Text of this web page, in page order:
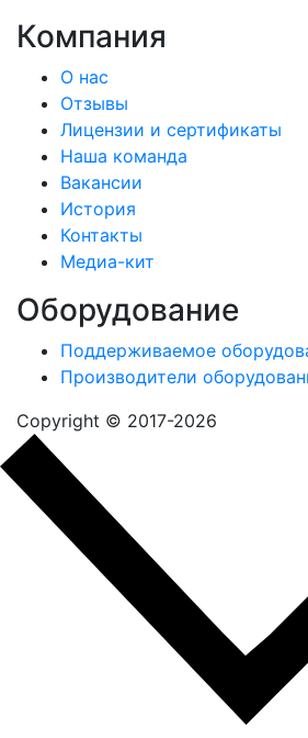
Компания
О нас
Отзывы
Лицензии и сертификаты
Наша команда
Вакансии
История
Контакты
Медиа-кит
Оборудование
Поддерживаемое
Производители
Copyright © 2017-2026